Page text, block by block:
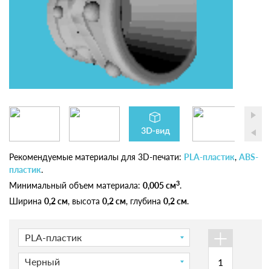
Рекомендуемые материалы для 3D-печати: PLA-пластик, ABS-
пластик.
Минимальный объем материала: 0,005 см3.
Ширина 0,2 см, высота 0,2 см, глубина 0,2 см.
PLA-пластик
Черный
+